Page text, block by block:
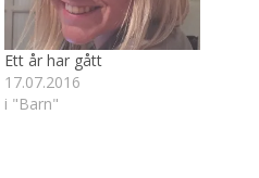
Ett år har gått
17.07.2016
i "Barn"